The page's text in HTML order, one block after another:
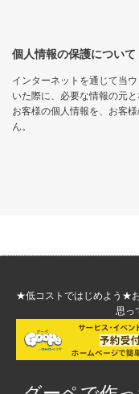
個人情報の保護について
インターネットを通じて当
いた際に、必要な情報の元
お客様の個人情報を、お客
ん。
★低コストではじめよう★
思っ